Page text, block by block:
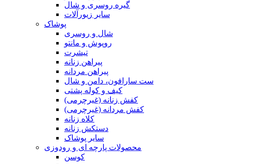
گیره روسری و شال
سایر زیورآلات
پوشاک
شال و روسری
روپوش و مانتو
تیشرت
پیراهن زنانه
پیراهن مردانه
ست سارافون، دامن و شال
کیف و کوله پشتی
کفش زنانه (غیرچرمی)
کفش مردانه (غیرچرمی)
کلاه زنانه
دستکش زنانه
سایر پوشاک
محصولات پارچه ای و رودوزی
کوسن